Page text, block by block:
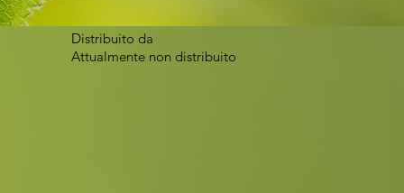
Distribuito da
Attualmente non distribuito